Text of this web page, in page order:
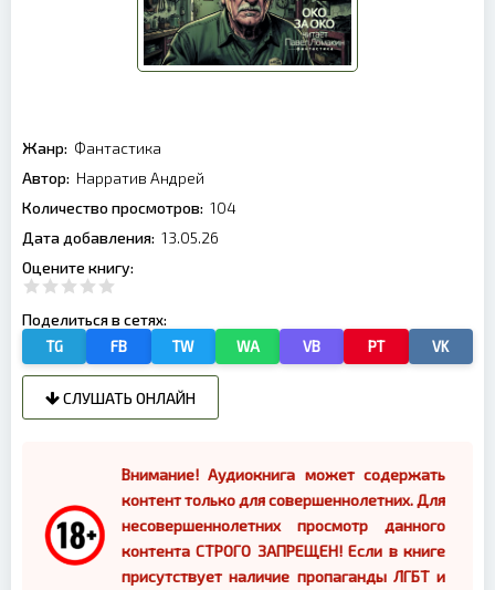
Жанр: Фантастика
Автор: Нарратив Андрей
Количество просмотров: 104
Дата добавления: 13.05.26
Оцените книгу:
Поделиться в сетях:
TG FB TW WA VB PT VK
СЛУШАТЬ ОНЛАЙН
Внимание! Аудиокнига может содержать
контент только для совершеннолетних. Для
несовершеннолетних просмотр данного
контента СТРОГО ЗАПРЕЩЕН! Если в книге
присутствует наличие пропаганды ЛГБТ и